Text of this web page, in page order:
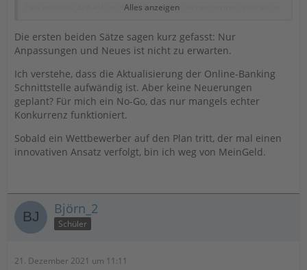
Die meiste Arbeit in der Pflege des Programms steckt in
Schnittstelle um so eine dauerhafte und sichere
Nutzung der verschiedenen Banken anbieten zu
geplant.
Ihre Anregung ist als Verbesserungsvorschlag an die
Entwicklungsabteilung unserer Software weitergeleitet.
zu einer Umsetzung für Sie machen. Wir bedanken uns
schon hier für Ihr Interesse und Ihr Engagement.
diese zu einem Kontext der jeweiligen
Weiterentwicklung passen,
entsprechende Nachfragen von Kundenseite
der Ressourcenbedarf für eine Umsetzung
Alles anzeigen
Die ersten beiden Sätze sagen kurz gefasst: Nur
Anpassungen und Neues ist nicht zu erwarten.
Ich verstehe, dass die Aktualisierung der Online-Banking
Schnittstelle aufwändig ist. Aber keine Neuerungen
geplant? Für mich ein No-Go, das nur mangels echter
Konkurrenz funktioniert.
Sobald ein Wettbewerber auf den Plan tritt, der mal einen
innovativen Ansatz verfolgt, bin ich weg von MeinGeld.
Björn_2
Schüler
21. Dezember 2021 um 11:11